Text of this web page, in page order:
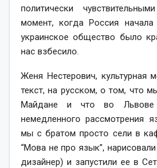
политически
момент, когда Россия
украинское общество было
нас взбесило.
Женя Нестерович, культурная
текст, на русском, о том, что
Майдане и что во Львове
немедленного рассмотрения
мы с братом просто сели в
“Мова не про язык”,
дизайнер) и запустили ее в